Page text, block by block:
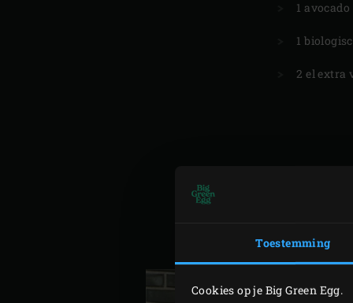
Toestemming
Cookies op je Big Green Egg.
1 avocado
1
2 el extra
het buikspek in blokken
rub voor de volgende keer.